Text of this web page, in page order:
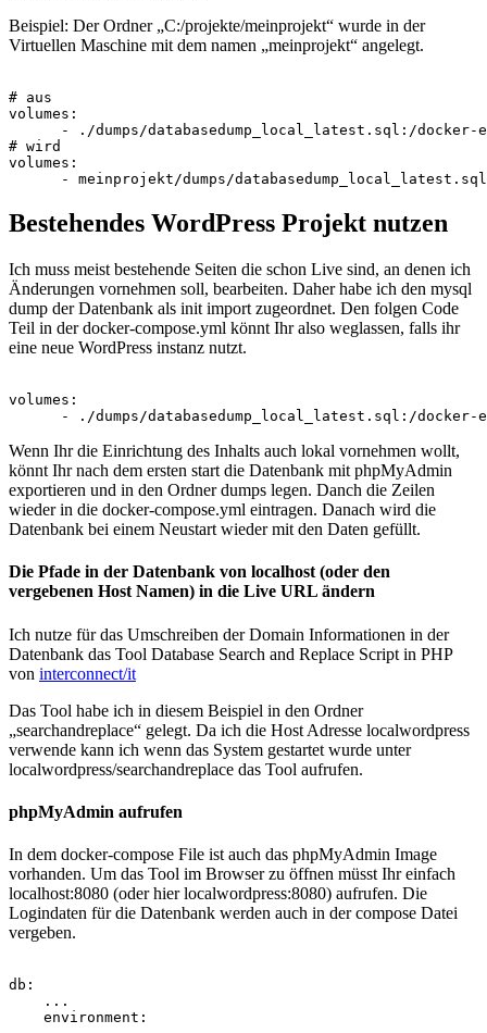
Beispiel: Der Ordner „C:/projekte/meinprojekt“ wurde in der
Virtuellen Maschine mit dem namen „meinprojekt“ angelegt.
# aus
volumes:
- ./dumps/databasedump_local_latest.sql:/
# wird
volumes:
Bestehendes WordPress Projekt nutzen
Ich muss meist bestehende Seiten die schon Live sind, an denen ich
Änderungen vornehmen soll, bearbeiten. Daher habe ich den mysql
dump der Datenbank als init import zugeordnet. Den folgen Code
Teil in der docker-compose.yml könnt Ihr also weglassen, falls ihr
eine neue WordPress instanz nutzt.
volumes:
Wenn Ihr die Einrichtung des Inhalts auch lokal vornehmen wollt,
könnt Ihr nach dem ersten start die Datenbank mit phpMyAdmin
exportieren und in den Ordner dumps legen. Danch die Zeilen
wieder in die docker-compose.yml eintragen. Danach wird die
Datenbank bei einem Neustart wieder mit den Daten gefüllt.
Die Pfade in der Datenbank von localhost (oder den
vergebenen Host Namen) in die Live URL ändern
Ich nutze für das Umschreiben der Domain Informationen in der
Datenbank das Tool Database Search and Replace Script in PHP
von interconnect/it
Das Tool habe ich in diesem Beispiel in den Ordner
„searchandreplace“ gelegt. Da ich die Host Adresse localwordpress
verwende kann ich wenn das System gestartet wurde unter
localwordpress/searchandreplace das Tool aufrufen.
phpMyAdmin aufrufen
In dem docker-compose File ist auch das phpMyAdmin Image
vorhanden. Um das Tool im Browser zu öffnen müsst Ihr einfach
localhost:8080 (oder hier localwordpress:8080) aufrufen. Die
Logindaten für die Datenbank werden auch in der compose Datei
vergeben.
db:
    ...
    environment: